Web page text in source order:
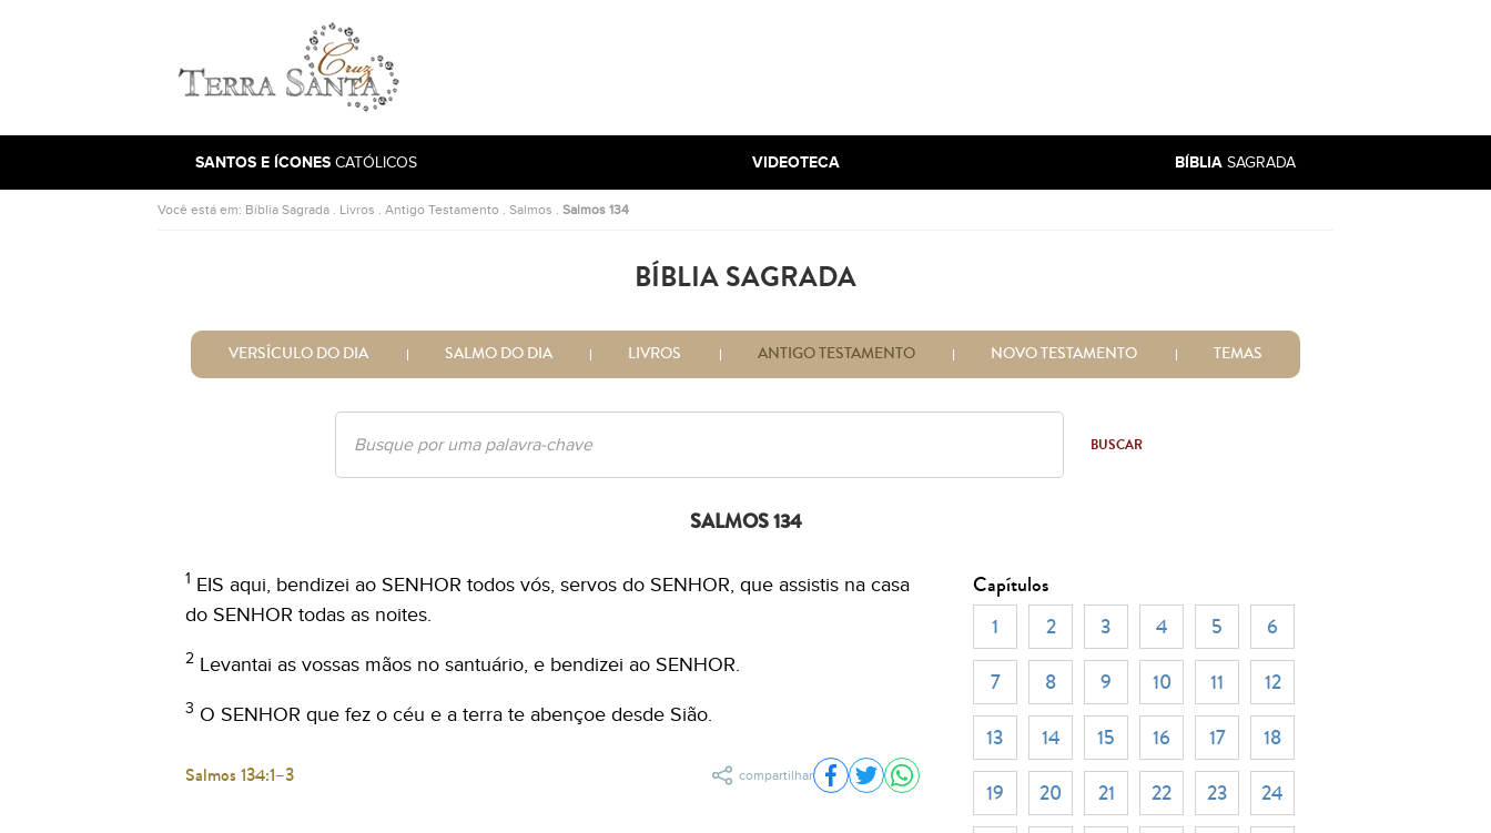
Ir para a página inicial
SANTOS E ÍCONES CATÓLICOS VIDEOTECA BÍBLIA SAGRADA
Você está em: Bíblia Sagrada . Livros . Antigo Testamento . Salmos . Salmos 134
BÍBLIA SAGRADA
VERSÍCULO DO DIA SALMO DO DIA LIVROS ANTIGO TESTAMENTO NOVO TESTAMENTO TEMAS
BUSCAR
SALMOS 134
1 EIS aqui, bendizei ao SENHOR todos vós, servos do SENHOR, que assistis na casa
do SENHOR todas as noites.
2 Levantai as vossas mãos no santuário, e bendizei ao SENHOR.
3 O SENHOR que fez o céu e a terra te abençoe desde Sião.
Salmos 134:1–3 compartilhar Compartilhar no Facebook
Compartilhar no Twitter
Compartilhar no WhatsApp
Capítulos
1
2 3 4 5
6
7
8 9 10 11
12
13
14 15 16 17
18
19
20 21 22 23
24